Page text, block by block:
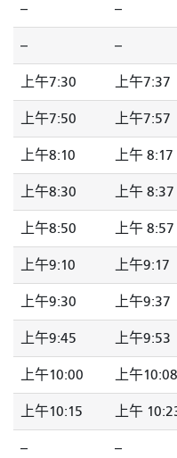
-- --
-- --
上午7:30 上午7:37
上午7:50 上午7:57
上午8:10 上午 8:17
上午8:30 上午 8:37
上午8:50 上午 8:57
上午9:10 上午9:17
上午9:30 上午9:37
上午9:45 上午9:53
上午10:00 上午10:08
上午10:15 上午
-- --